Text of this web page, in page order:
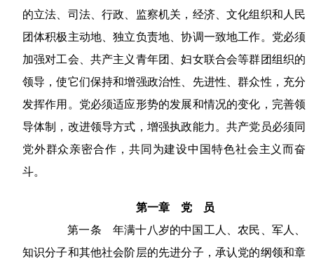
的立法、司法、行政、监察机关，经济、文化组织和人民
团体积极主动地、独立负责地、协调一致地工作。党必须
加强对工会、共产主义青年团、妇女联合会等群团组织的
领导，使它们保持和增强政治性、先进性、群众性，充分
发挥作用。党必须适应形势的发展和情况的变化，完善领
导体制，改进领导方式，增强执政能力。共产党员必须同
党外群众亲密合作，共同为建设中国特色社会主义而奋
斗。
第一章 党 员
第一条 年满十八岁的中国工人、农民、军人、
知识分子和其他社会阶层的先进分子，承认党的纲领和章